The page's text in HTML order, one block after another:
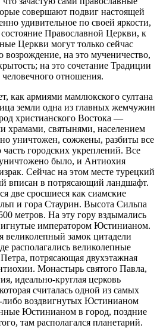
совершают подвиг настоящей
удивительное по своей яркости,
Православной Церкви, к
Церкви могут только сейчас
возрождение, на это мученичество,
на это сочетание Традиции
отношения.
как армиями мамлюкского султана
земли одна из главных жемчужин
христианского Востока —
храмами, святынями, населением
уничтожен, сожжены, разбиты все
городских укреплений. Все
было, и Антиохия
Сейчас на этом месте турецкий
вписан в потрясающий ландшафт.
две сросшиеся как сиамские
и гора Стаурин. Высота Сильпа
метров. На эту гору вздымались
императором Юстинианом.
великолепный замок цитадели
располагались великолепные
потрясающая двухэтажная
Монастырь святого Павла,
идеально-круглая церковь
считалась одной из самых
либо воздвигнутых Юстинианом
Юстинианом в город, поздние
там располагался планетарий.